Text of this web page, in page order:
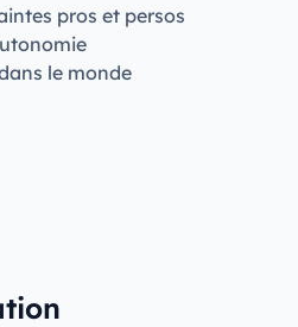
pros et persos
le monde